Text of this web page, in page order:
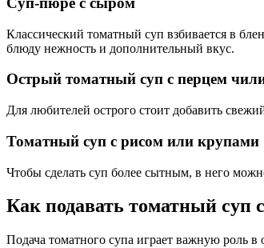
Классический томатный суп взбивается в
блюду нежность и дополнительный вкус.
Острый томатный суп с перцем
Для любителей острого стоит добавить
Томатный суп с рисом или крупами
Чтобы сделать суп более сытным, в него
Как подавать томатный суп
Подача томатного супа играет важную роль